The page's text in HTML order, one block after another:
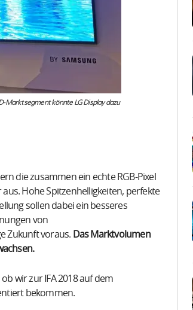
Marktsegment könnte LG Display dazu
die zusammen ein echte RGB-Pixel
Hohe Spitzenhelligkeiten, perfekte
sollen dabei ein besseres
von
Zukunft voraus. Das Marktvolumen
wir zur IFA 2018 auf dem
bekommen.